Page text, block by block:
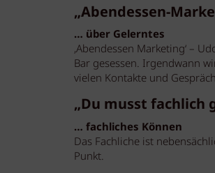
„Abendessen-
… über Gelerntes
‚Abendessen Marketing‘ –
Bar gesessen. Irgendwann
vielen Kontakte und
„Du musst fachlich
… fachliches Können
Das Fachliche ist
Punkt.